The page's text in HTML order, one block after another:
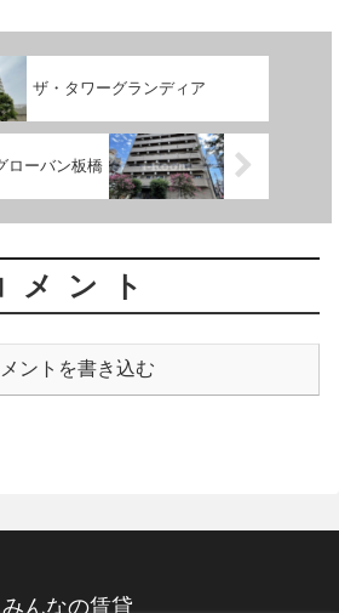
ザ・タワーグランディア
ローバン板橋
メント
ントを書き込む
みんなの賃貸